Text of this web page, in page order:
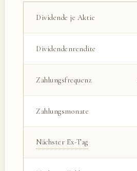
Dividende je Aktie
Dividendenrendite
Zahlungsfrequenz
Zahlungsmonate
Nächster Ex-Tag